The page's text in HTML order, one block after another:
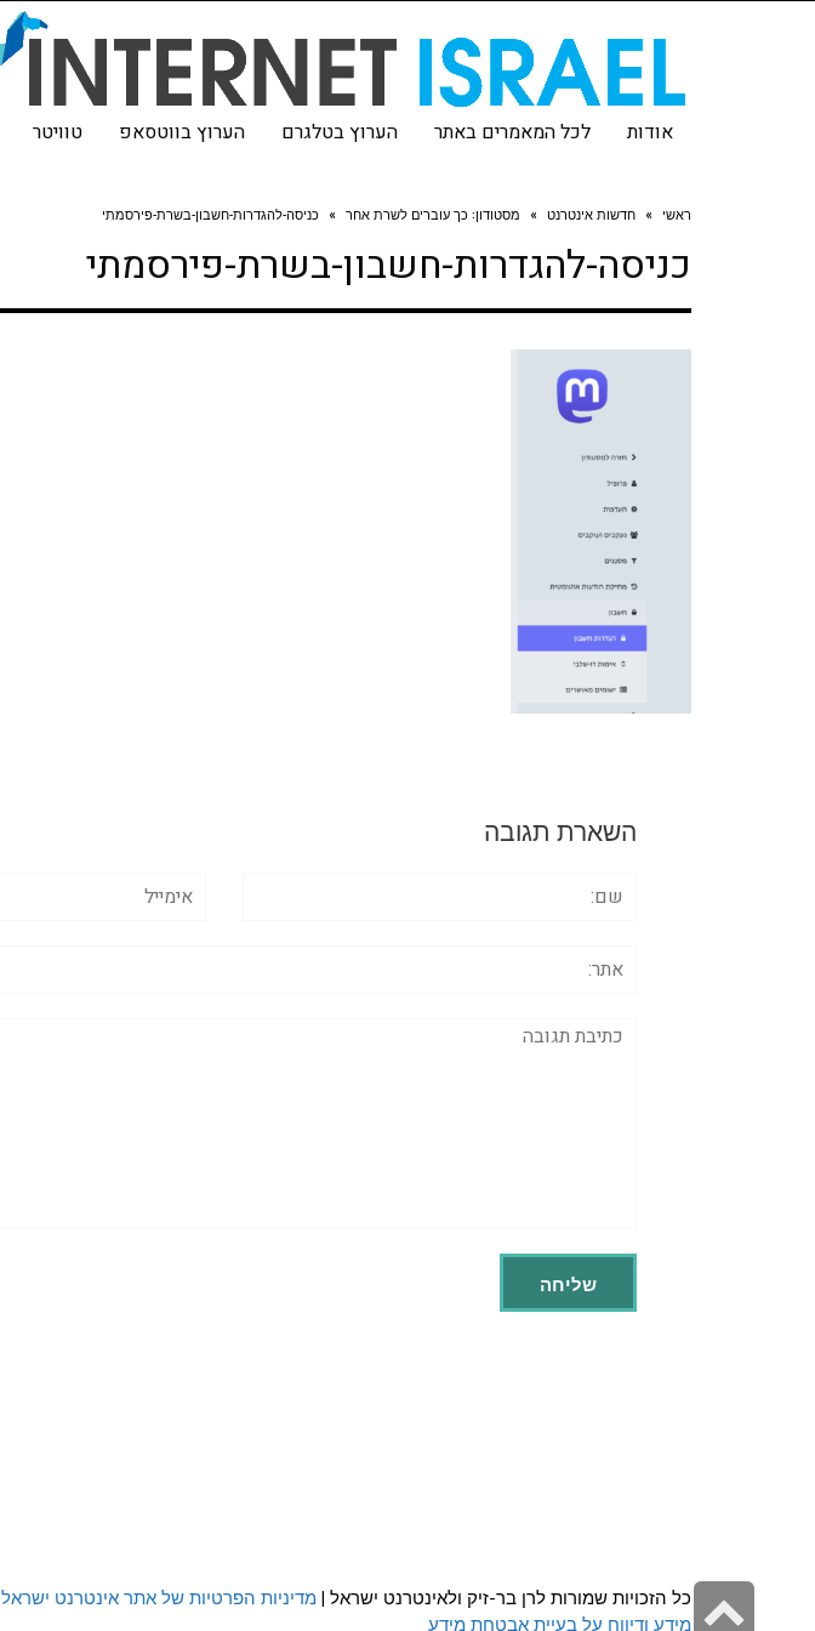
אודות לכל המאמרים באתר הערוץ בטלגרם הערוץ בווטסאפ טוויטר
ראשי » חדשות אינטרנט » מסטודון: כך עוברים לשרת אחר » כניסה-להגדרות-חשבון-בשרת-פירסמתי
כניסה-להגדרות-חשבון-בשרת-פירסמתי
השארת תגובה
תגובה
כל הזכויות שמורות לרן בר-זיק ולאינטרנט ישראל | מדיניות הפרטיות של אתר אינטרנט ישראל
מידע ודיווח על בעיית אבטחת מידע
גלילה